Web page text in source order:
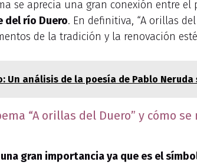
se aprecia una gran conexión entre
del río Duero. En definitiva, “A orillas
de la tradición y la renovación
Un análisis de la poesía de Pablo
“A orillas del Duero” y cómo
gran importancia ya que es el